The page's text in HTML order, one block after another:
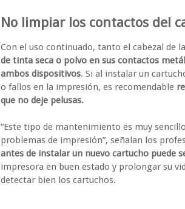
No limpiar los contactos del
Con el uso continuado, tanto el cabezal de
de tinta seca o polvo en sus contactos
ambos dispositivos. Si al instalar un
o fallos en la impresión, es recomendable
que no deje pelusas.
“Este tipo de mantenimiento es muy
problemas de impresión”, señalan los
antes de instalar un nuevo cartucho puede
impresora en buen estado y prolongar su
detectar bien los cartuchos.